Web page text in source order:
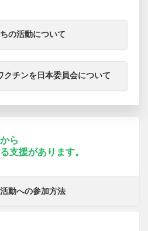
の活動について
クチンを日本委員会について
ら
支援があります。
動への参加方法